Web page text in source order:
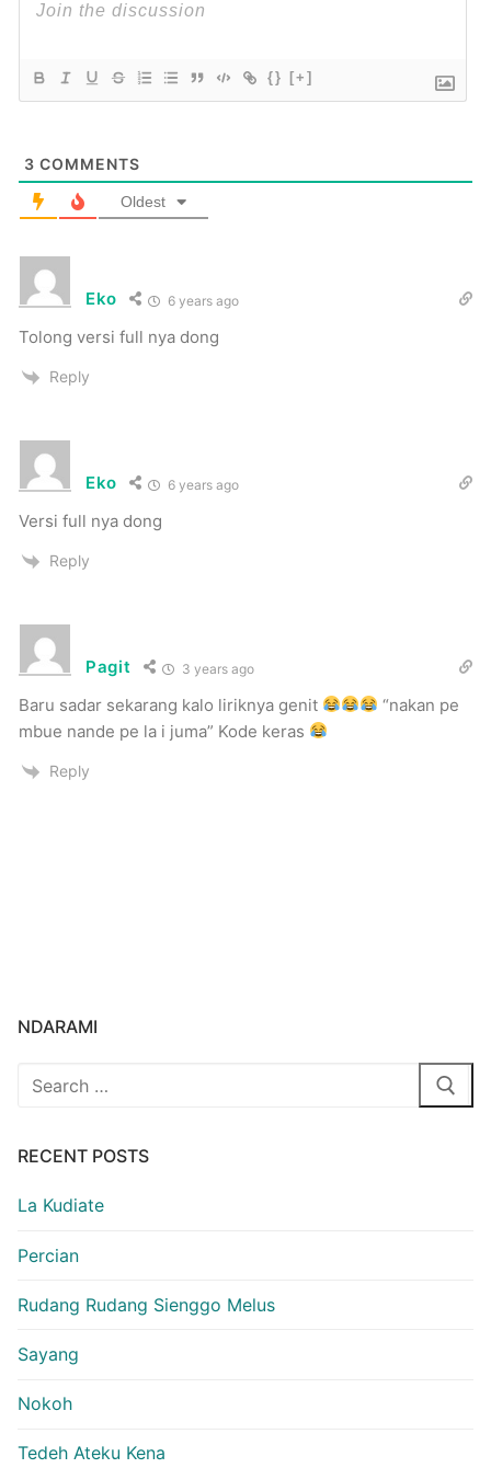
{} [+]
3 COMMENTS
Oldest
Eko 6 years ago
Tolong versi full nya dong
Reply
Eko 6 years ago
Versi full nya dong
Reply
Pagit 3 years ago
Baru sadar sekarang kalo liriknya genit
“nakan pe
mbue nande pe la i juma” Kode keras
Reply
NDARAMI
Search
RECENT POSTS
La Kudiate
Percian
Rudang Rudang Sienggo Melus
Sayang
Nokoh
Tedeh Ateku Kena